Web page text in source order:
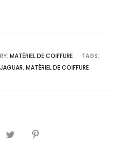
MATÉRIEL DE COIFFURE
TAGS:
JAGUAR, MATÉRIEL DE COIFFURE